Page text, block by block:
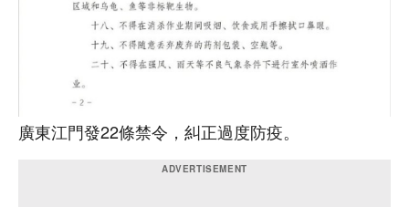
廣東江門發22條禁令，糾正過度防疫。